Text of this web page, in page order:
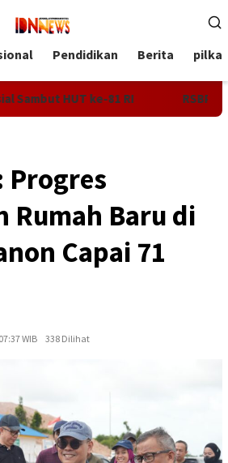
Pendidikan Berita
HUT ke-81 RI RSBP Batam
Progres
Rumah Baru di
Capai 71
WIB
338 Dilihat